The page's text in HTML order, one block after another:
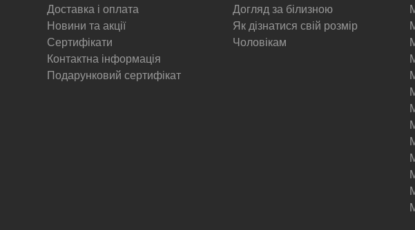
Доставка і оплата
Новини та акції
Сертифікати
Контактна інформація
Подарунковий сертифікат
Догляд за білизною
Як дізнатися свій розмір
Чоловікам